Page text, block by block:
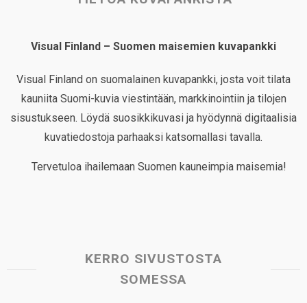
Visual Finland – Suomen maisemien kuvapankki
Visual Finland on suomalainen kuvapankki, josta voit tilata
kauniita Suomi-kuvia viestintään, markkinointiin ja tilojen
sisustukseen. Löydä suosikkikuvasi ja hyödynnä digitaalisia
kuvatiedostoja parhaaksi katsomallasi tavalla.
Tervetuloa ihailemaan Suomen kauneimpia maisemia!
KERRO SIVUSTOSTA
SOMESSA